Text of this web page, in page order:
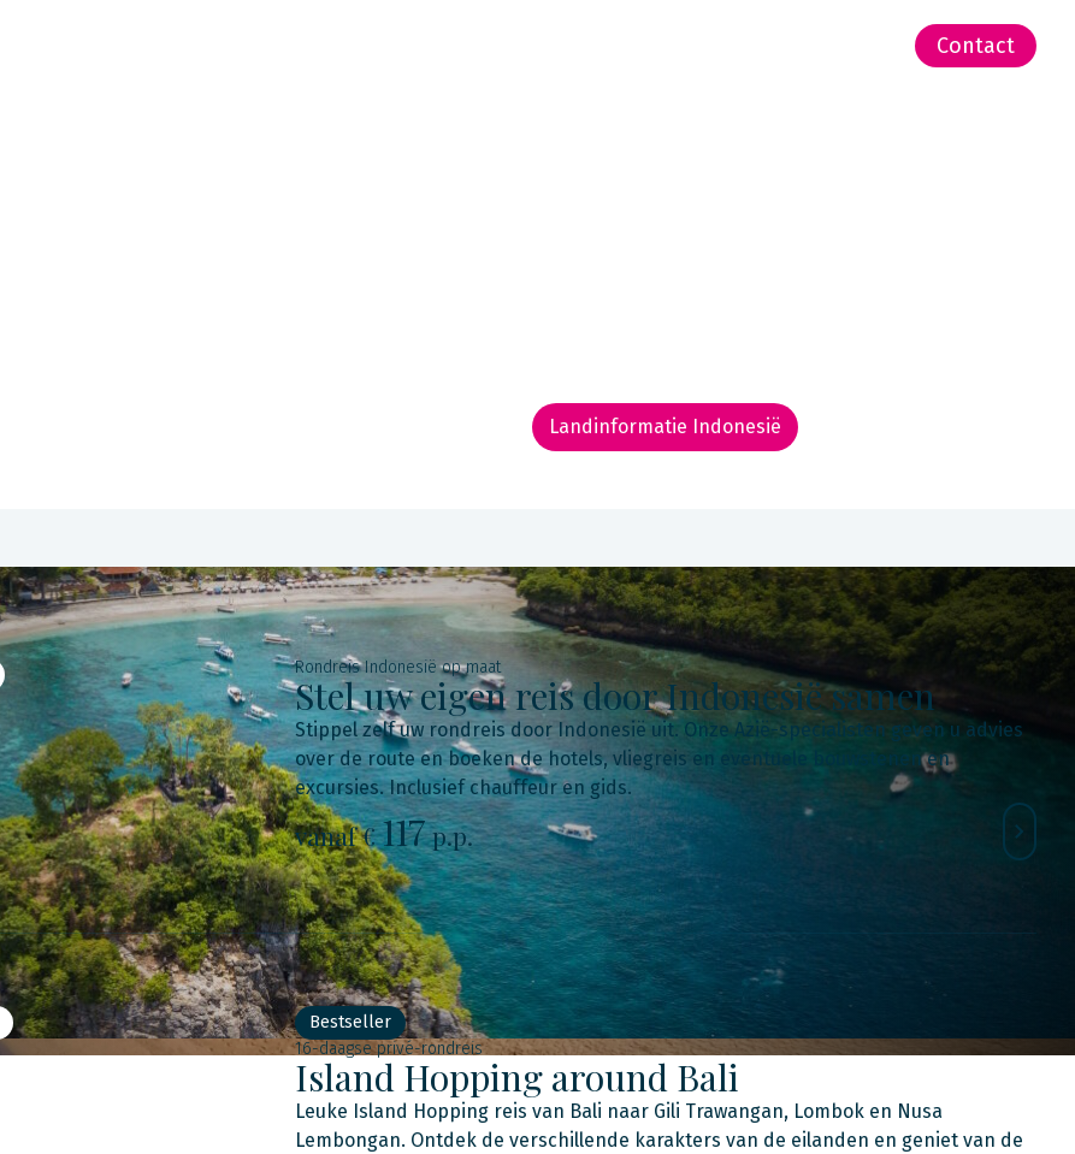
Contact
Landinformatie Indonesië
Rondreis Indonesië op maat
Stel uw eigen reis door Indonesië samen
Stippel zelf uw rondreis door Indonesië uit. Onze Azië-specialisten geven u advies
over de route en boeken de hotels, vliegreis en eventuele bouwstenen en
excursies. Inclusief chauffeur en gids.
vanaf €117p.p.
Bestseller
16-daagse privé-rondreis
Island Hopping around Bali
Leuke Island Hopping reis van Bali naar Gili Trawangan, Lombok en Nusa
Lembongan. Ontdek de verschillende karakters van de eilanden en geniet van de